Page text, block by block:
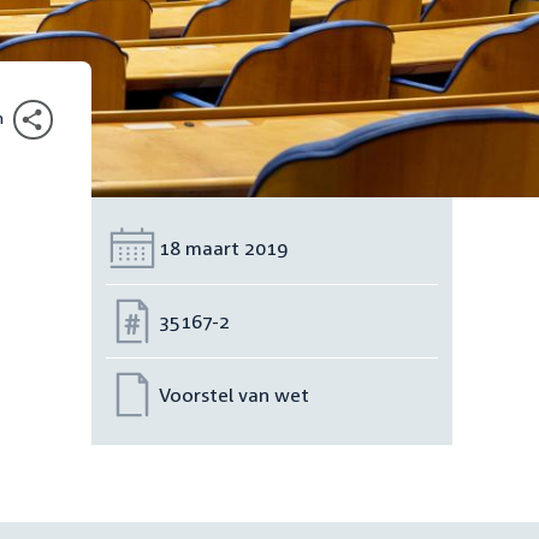
Datum:
18 maart 2019
Nummer:
35167-2
Voorstel van wet